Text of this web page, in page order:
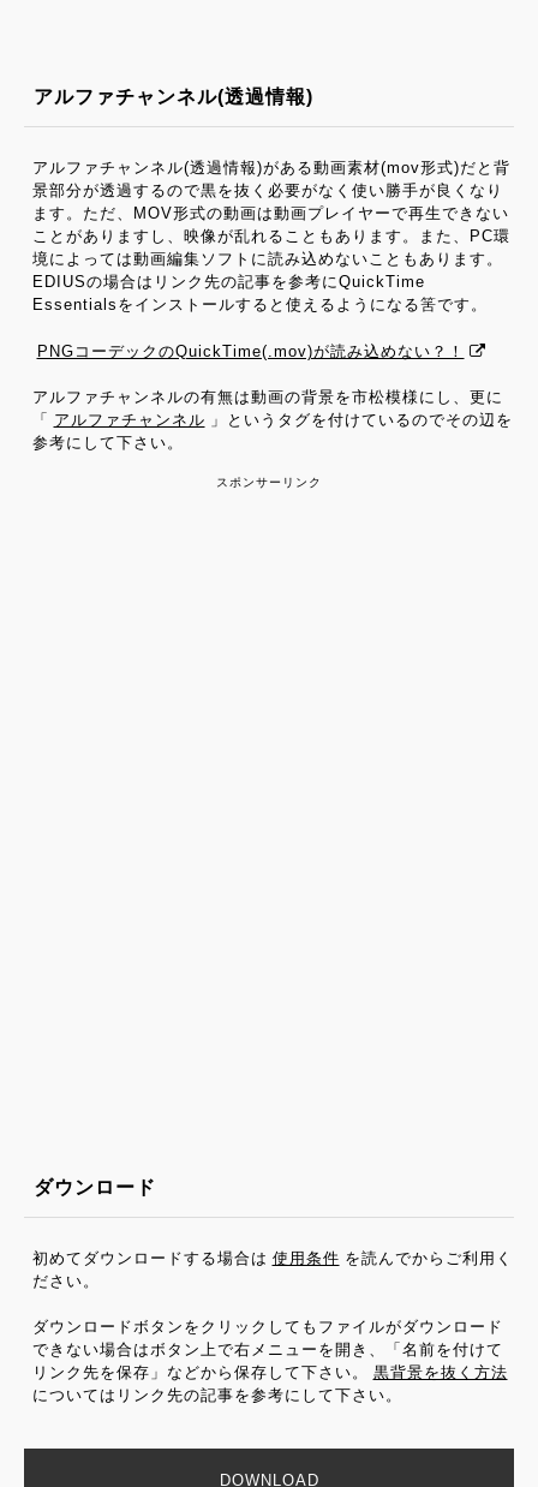
アルファチャンネル(透過情報)
アルファチャンネル(透過情報)がある動画素材(mov形式)だと背
景部分が透過するので黒を抜く必要がなく使い勝手が良くなり
ます。ただ、MOV形式の動画は動画プレイヤーで再生できない
ことがありますし、映像が乱れることもあります。また、PC環
境によっては動画編集ソフトに読み込めないこともあります。
EDIUSの場合はリンク先の記事を参考にQuickTime
Essentialsをインストールすると使えるようになる筈です。
PNGコーデックのQuickTime(.mov)が読み込めない？！
アルファチャンネルの有無は動画の背景を市松模様にし、更に
「
アルファチャンネル 」というタグを付けているのでその辺を
参考にして下さい。
ダウンロード
初めてダウンロードする場合は 使用条件 を読んでからご利用く
ださい。
ダウンロードボタンをクリックしてもファイルがダウンロード
できない場合はボタン上で右メニューを開き、「名前を付けて
リンク先を保存」などから保存して下さい。
黒背景を抜く方法
についてはリンク先の記事を参考にして下さい。
DOWNLOAD